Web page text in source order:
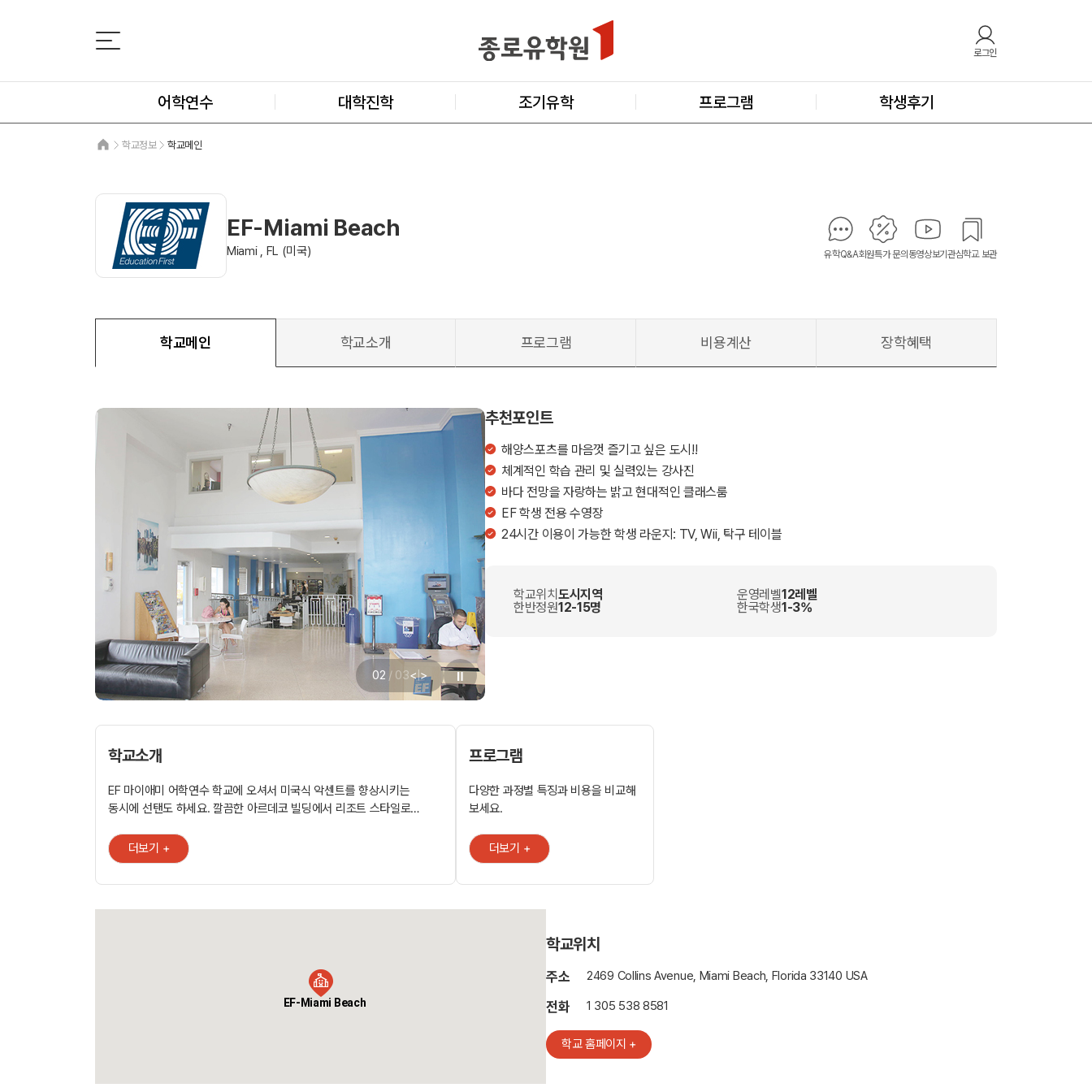
로그인
어학연수 대학진학 조기유학 프로그램 학생후기
학교정보 학교메인
EF-Miami Beach
Miami , FL (미국) 유학Q&A회원특가 문의동영상보기관심학교 보관
학교메인 학교소개 프로그램 비용계산 장학혜택
03 / 03<|>
추천포인트
해양스포츠를 마음껏 즐기고 싶은 도시!!
체계적인 학습 관리 및 실력있는 강사진
바다 전망을 자랑하는 밝고 현대적인 클래스룸
EF 학생 전용 수영장
24시간 이용이 가능한 학생 라운지: TV, Wii, 탁구 테이블
학교위치 도시지역 운영레벨12레벨
한반정원12-15명 한국학생1-3%
학교소개
EF 마이애미 어학연수 학교에 오셔서 미국식 악센트를 향상시키는
동시에 선탠도 하세요. 깔끔한 아르데코 빌딩에서 리조트 스타일로
학교는 대서양이 한눈에 보이는, 완전히 새로 보수한 수영장을
자랑합니다. 남부 플로리다의 태양이 밝게 내리 쪼이고, 본교에는 각
하루의 수업이 끝나면 EF 학생들은 해변에서 선탠을 할 것인지
수영장에서 수영을 할 것인지, 부러운 딜레마에 빠집니다. [캠퍼스 특징] .
해변 앞 도보 1분 / 상점·식당가 도보 5분 . 학생 수 약 200-400명,
더보기 +
프로그램
다양한 과정별 특징과 비용을 비교해
보세요.
더보기 +
EF-Miami Beach
학교위치
주소 2469 Collins Avenue, Miami Beach, Florida 33140 USA
전화 1 305 538 8581
학교 홈페이지 +